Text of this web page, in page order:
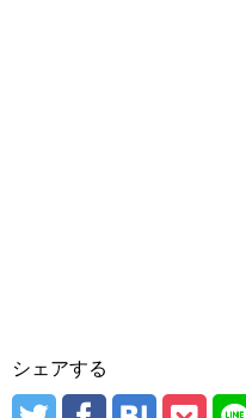
シェアする